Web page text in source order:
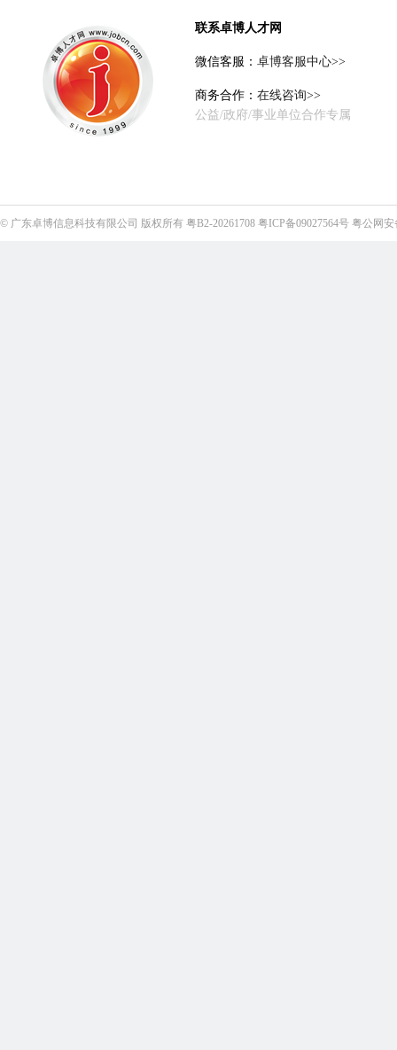
联系卓博人才网
微信客服： 卓博客服中心>>
商务合作： 在线咨询>>
公益/政府/事业单位合作专属
© 广东卓博信息科技有限公司 版权所有 粤B2-20261708 粤ICP备09027564号 粤公网安